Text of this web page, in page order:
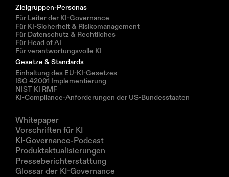
Zielgruppen-Personas
Für Leiter der KI-Governance
Für KI-Sicherheit & Risikomanagement
Für Datenschutz & Rechtliches
Für Head of AI
Für verantwortungsvolle KI
Gesetze & Standards
Einhaltung des EU-KI-Gesetzes
ISO 42001 Implementierung
NIST KI RMF
KI-Compliance-Anforderungen der US-Bundesstaaten
Whitepaper
Vorschriften für KI
KI-Governance-Podcast
Produktaktualisierungen
Presseberichterstattung
Glossar der KI-Governance